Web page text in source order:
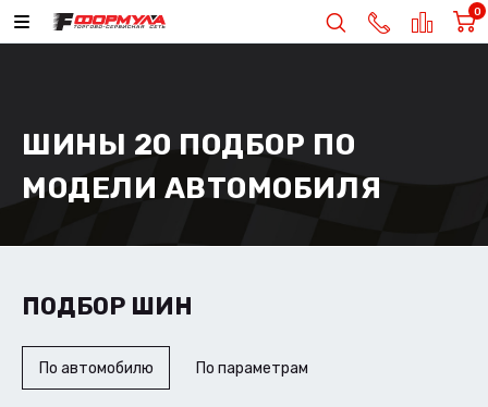
0
ШИНЫ 20 ПОДБОР ПО
МОДЕЛИ АВТОМОБИЛЯ
ПОДБОР ШИН
По автомобилю По параметрам